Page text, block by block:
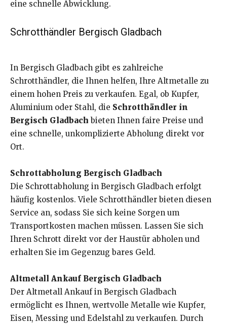
eine schnelle Abwicklung.
Schrotthändler Bergisch Gladbach
In Bergisch Gladbach gibt es zahlreiche
Schrotthändler, die Ihnen helfen, Ihre Altmetalle zu
einem hohen Preis zu verkaufen. Egal, ob Kupfer,
Aluminium oder Stahl, die Schrotthändler in
Bergisch Gladbach bieten Ihnen faire Preise und
eine schnelle, unkomplizierte Abholung direkt vor
Ort.
Schrottabholung Bergisch Gladbach
Die Schrottabholung in Bergisch Gladbach erfolgt
häufig kostenlos. Viele Schrotthändler bieten diesen
Service an, sodass Sie sich keine Sorgen um
Transportkosten machen müssen. Lassen Sie sich
Ihren Schrott direkt vor der Haustür abholen und
erhalten Sie im Gegenzug bares Geld.
Altmetall Ankauf Bergisch Gladbach
Der Altmetall Ankauf in Bergisch Gladbach
ermöglicht es Ihnen, wertvolle Metalle wie Kupfer,
Eisen, Messing und Edelstahl zu verkaufen. Durch